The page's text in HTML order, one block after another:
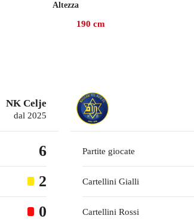
gare in cui ha mantenuto 12 volte
Altezza
190 cm
NK Celje
dal 2025
6
2
0
Partite giocate
Cartellini Gialli
Cartellini Rossi